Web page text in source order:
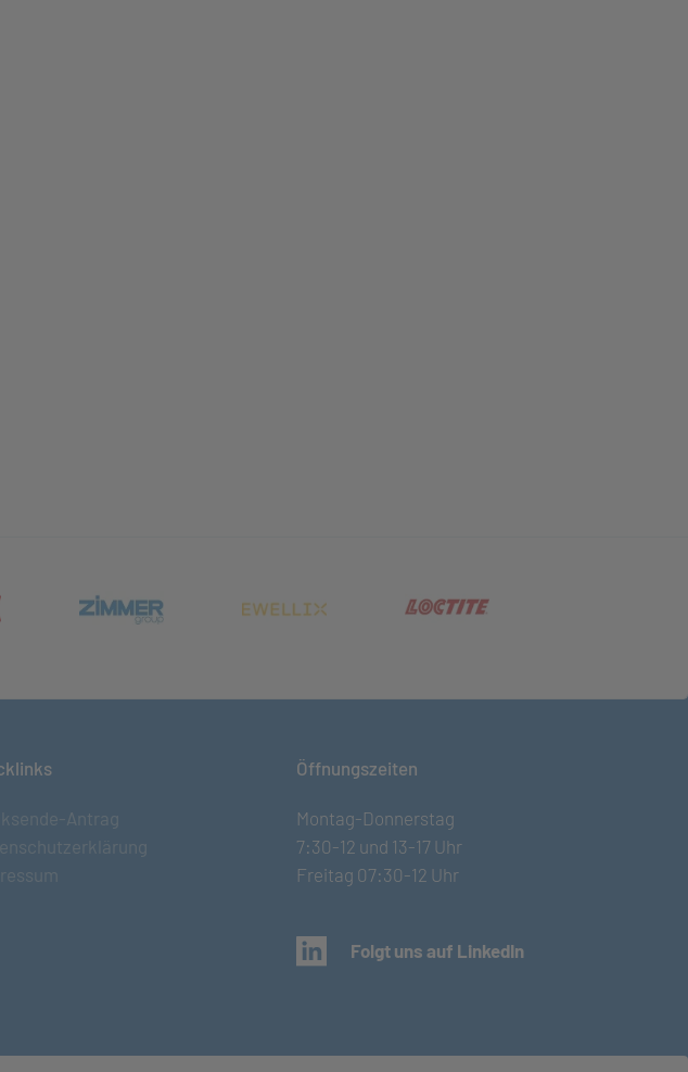
(öffnet in neuem Tab)(öffnet in neuem Tab)(öffnet in neuem Tab)(öffnet in neuem Tab)
Antrag
Öffnungszeiten
Montag-Donnerstag
7:30-12 und 13-17 Uhr
Freitag 07:30-12 Uhr
(öffnet in neuem Tab)
Folgt uns auf LinkedIn